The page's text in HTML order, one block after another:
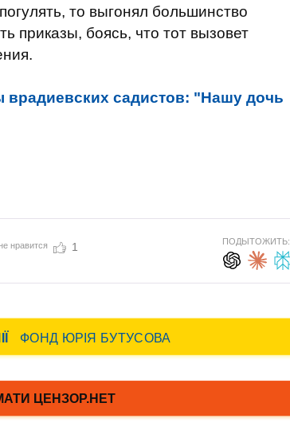
то выгонял большинство
приказы, боясь, что тот вызовет
врадиевских садистов: "Нашу дочь
нравится 1 ПОДЫТОЖИТЬ: